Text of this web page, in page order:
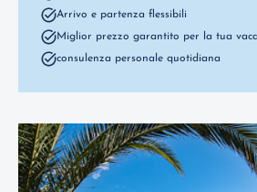
Arrivo e partenza flessibili
Miglior prezzo garantito per la tua
consulenza personale quotidiana